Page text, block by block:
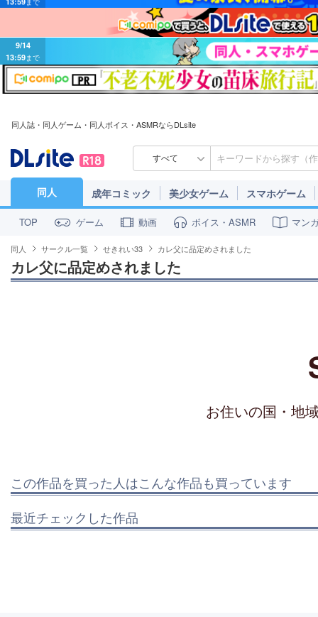
9/14
13:59 まで
同人誌・同人ゲーム・同人ボイス・ASMRならDLsite
すべて
同人 成年コミック 美少女ゲーム スマホゲーム
TOP ゲーム 動画 ボイス・ASMR マン
同人 サークル一覧 せきれい33 カレ父に品定めされました
カレ父に品定めされました
お住いの国・地
この作品を買った人はこんな作品も買っています
最近チェックした作品